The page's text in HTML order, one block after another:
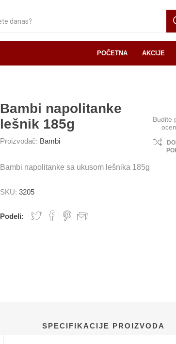
POČETNA AKCIJE
Bambi napolitanke
lešnik 185g
Proizvođač: Bambi
Budite
Bambi napolitanke sa ukusom lešnika 185g
SKU: 3205
Podeli:
SPECIFIKACIJE PROIZVODA